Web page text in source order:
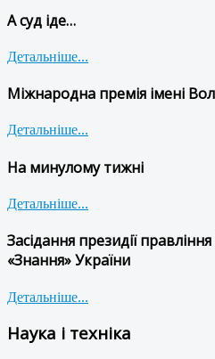
А суд іде…
Детальніше...
Міжнародна премія імені
Детальніше...
На минулому тижні
Детальніше...
Засідання президії
«Знання» України
Детальніше...
Наука і техніка